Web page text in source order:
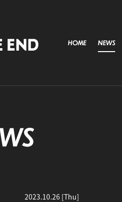
HOME NEWS
2023.10.26 [Thu]